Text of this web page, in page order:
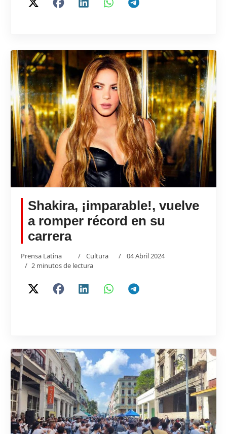
Shakira, ¡imparable!, vuelve
a romper récord en su
carrera
Prensa Latina Cultura
04 Abril 2024
2 minutos de lectura